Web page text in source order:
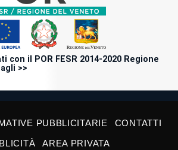
con il POR FESR 2014-2020 Regione
>>
PUBBLICITARIE
CONTATTI
AREA PRIVATA